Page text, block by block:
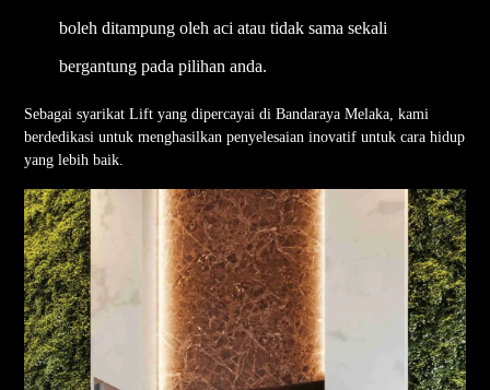
boleh ditampung oleh aci atau tidak sama sekali
bergantung pada pilihan anda.
Sebagai syarikat Lift yang dipercayai di Bandaraya Melaka, kami
berdedikasi untuk menghasilkan penyelesaian inovatif untuk cara hidup
yang lebih baik.